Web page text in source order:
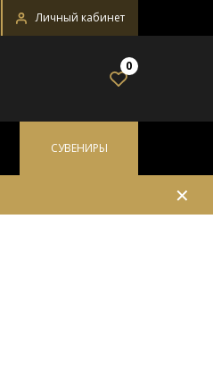
Личный кабинет
0
СУВЕНИРЫ
✕